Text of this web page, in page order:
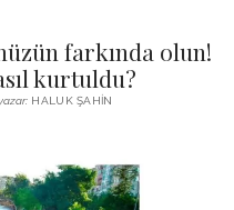
farkında olun!
kurtuldu?
HALUK ŞAHIN